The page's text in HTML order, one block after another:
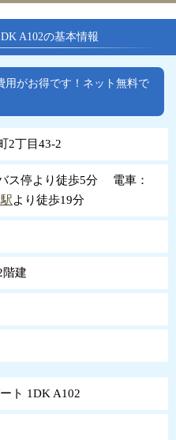
A102の基本情報
用がお得です！ネット無料で
2丁目43-2
ス停より徒歩5分 電車：
より徒歩19分
建
ト 1DK A102